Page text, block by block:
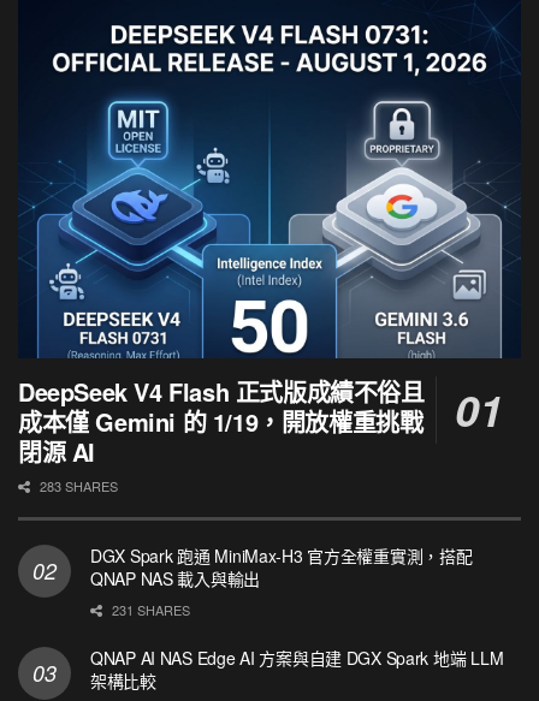
DeepSeek V4 Flash 正式版成績不俗且
成本僅 Gemini 的 1/19，開放權重挑戰
閉源 AI
283 SHARES
DGX Spark 跑通 MiniMax-H3 官方全權重實測，搭配
QNAP NAS 載入與輸出
231 SHARES
QNAP AI NAS Edge AI 方案與自建 DGX Spark 地端 LLM
架構比較